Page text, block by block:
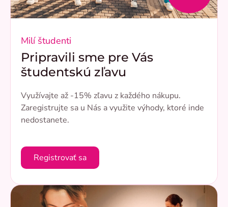
Milí študenti
Pripravili sme pre Vás
študentskú zľavu
Využívajte až -15% zľavu z každého nákupu.
Zaregistrujte sa u Nás a využite výhody, ktoré inde
nedostanete.
Registrovať sa